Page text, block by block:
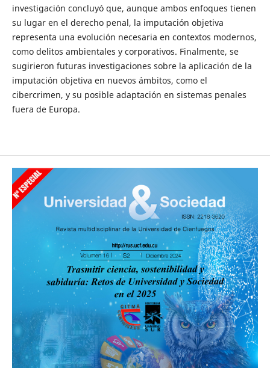
investigación concluyó que, aunque ambos enfoques tienen
su lugar en el derecho penal, la imputación objetiva
representa una evolución necesaria en contextos modernos,
como delitos ambientales y corporativos. Finalmente, se
sugirieron futuras investigaciones sobre la aplicación de la
imputación objetiva en nuevos ámbitos, como el
cibercrimen, y su posible adaptación en sistemas penales
fuera de Europa.